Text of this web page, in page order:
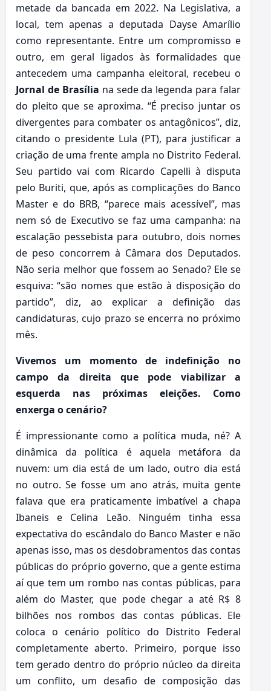
metade da bancada em 2022. Na Legislativa, a
local, tem apenas a deputada Dayse Amarílio
como representante. Entre um compromisso e
outro, em geral ligados às formalidades que
antecedem uma campanha eleitoral, recebeu o
Jornal de Brasília na sede da legenda para falar
do pleito que se aproxima. “É preciso juntar os
divergentes para combater os antagônicos”, diz,
citando o presidente Lula (PT), para justificar a
criação de uma frente ampla no Distrito Federal.
Seu partido vai com Ricardo Capelli à disputa
pelo Buriti, que, após as complicações do Banco
Master e do BRB, “parece mais acessível”, mas
nem só de Executivo se faz uma campanha: na
escalação pessebista para outubro, dois nomes
de peso concorrem à Câmara dos Deputados.
Não seria melhor que fossem ao Senado? Ele se
esquiva: “são nomes que estão à disposição do
partido”, diz, ao explicar a definição das
candidaturas, cujo prazo se encerra no próximo
mês.
Vivemos um momento de indefinição no
campo da direita que pode viabilizar a
esquerda nas próximas eleições. Como
enxerga o cenário?
É impressionante como a política muda, né? A
dinâmica da política é aquela metáfora da
nuvem: um dia está de um lado, outro dia está
no outro. Se fosse um ano atrás, muita gente
falava que era praticamente imbatível a chapa
Ibaneis e Celina Leão. Ninguém tinha essa
expectativa do escândalo do Banco Master e não
apenas isso, mas os desdobramentos das contas
públicas do próprio governo, que a gente estima
aí que tem um rombo nas contas públicas, para
além do Master, que pode chegar a até R$ 8
bilhões nos rombos das contas públicas. Ele
coloca o cenário político do Distrito Federal
completamente aberto. Primeiro, porque isso
tem gerado dentro do próprio núcleo da direita
um conflito, um desafio de composição das